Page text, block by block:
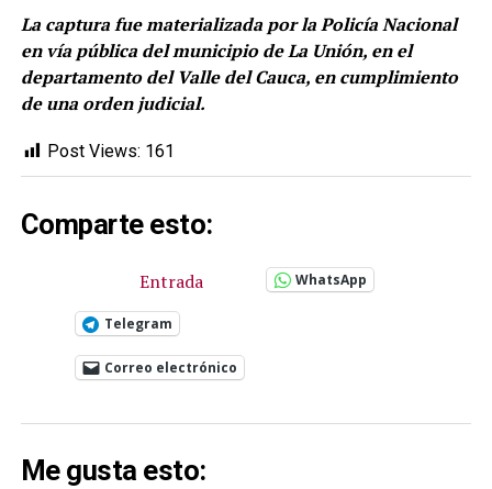
La captura fue materializada por la Policía Nacional
en vía pública del municipio de La Unión, en el
departamento del Valle del Cauca, en cumplimiento
de una orden judicial.
Post Views: 161
Comparte esto:
Entrada WhatsApp
Telegram
Correo electrónico
Me gusta esto: